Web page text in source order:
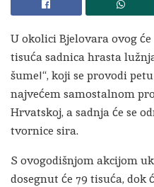
U okolici Bjelovara ovog
tisuća sadnica hrasta
šume!“, koji se provodi
najvećem samostalnom
Hrvatskoj, a sadnja će se
tvornice sira.
S ovogodišnjom akcijom
dosegnut će 79 tisuća, dok